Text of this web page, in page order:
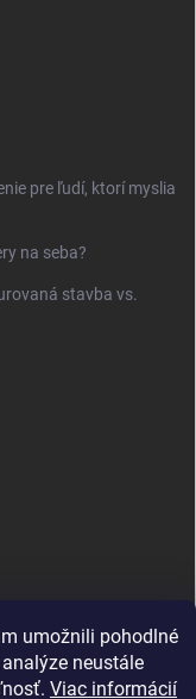
umožnili pohodlné
neustále
Viac informácií
pre ľudí, ktorí myslia
na seba?
stavba vs.